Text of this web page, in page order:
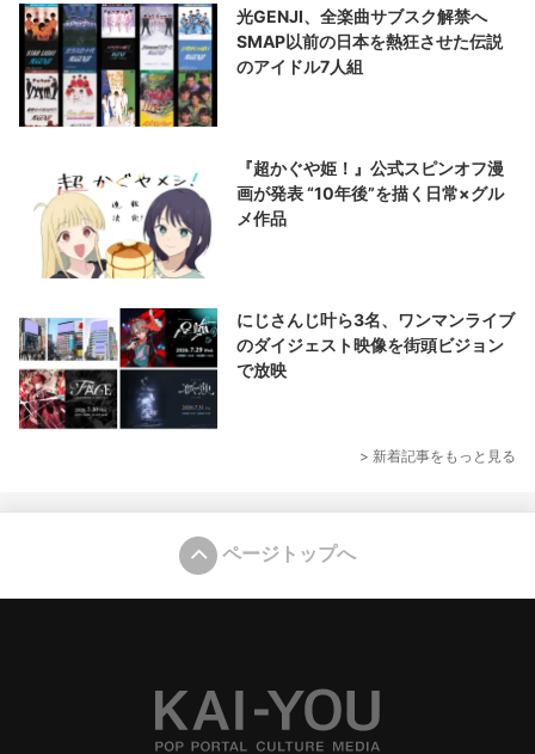
光GENJI、全楽曲サブスク解禁へ
SMAP以前の日本を熱狂させた伝説
のアイドル7人組
『超かぐや姫！』公式スピンオフ漫
画が発表 “10年後”を描く日常×グル
メ作品
にじさんじ叶ら3名、ワンマンライブ
のダイジェスト映像を街頭ビジョン
で放映
> 新着記事をもっと見る
ページトップへ